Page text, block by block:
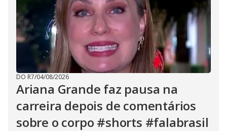
DO R7/04/08/2026
Ariana Grande faz pausa na
carreira depois de comentários
sobre o corpo #shorts #falabrasil